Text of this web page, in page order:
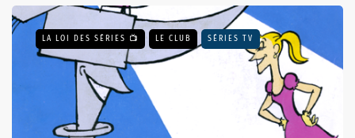
LA LOI DES SÉRIES 📺 LE CLUB SÉRIES TV